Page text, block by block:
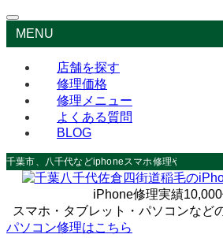
MENU
店舗を探す
修理価格
修理メニュー
よくある質問
BLOG
千葉市、八千代などiphoneスマホ修理やデータ救
iPhone修理実績
スマホ・タブレット・パソコンなど
パソコン修理はこちら